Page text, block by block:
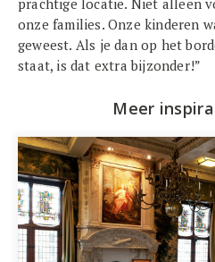
prachtige locatie. Niet alleen
onze families. Onze kinderen
geweest. Als je dan op het
staat, is dat extra bijzonder!”
Meer